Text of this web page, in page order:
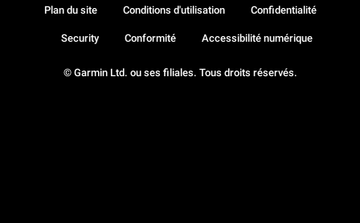
© Garmin Ltd. ou ses filiales. Tous droits réservés.
Plan du site Conditions d'utilisation Confidentialité
Security Conformité Accessibilité numérique